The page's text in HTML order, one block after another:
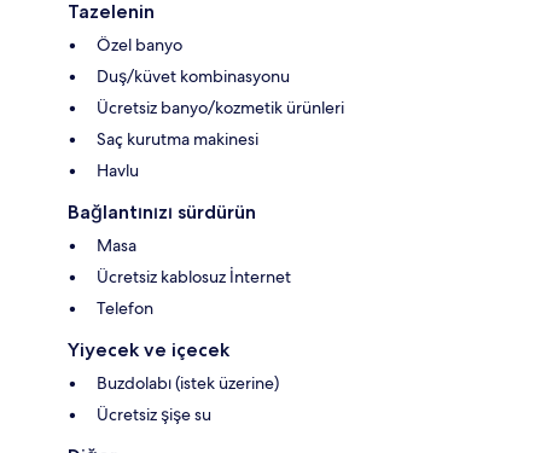
Tazelenin
Özel banyo
Duş/küvet kombinasyonu
Ücretsiz banyo/kozmetik ürünleri
Saç kurutma makinesi
Havlu
Bağlantınızı sürdürün
Masa
Ücretsiz kablosuz İnternet
Telefon
Yiyecek ve içecek
Buzdolabı (istek üzerine)
Ücretsiz şişe su